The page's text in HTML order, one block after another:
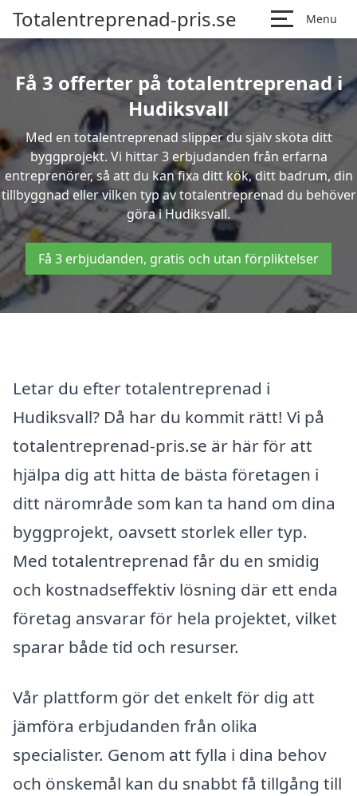
Totalentreprenad-pris.se Menu
Få 3 offerter på totalentreprenad i
Hudiksvall
Med en totalentreprenad slipper du själv sköta ditt
byggprojekt. Vi hittar 3 erbjudanden från erfarna
entreprenörer, så att du kan fixa ditt kök, ditt badrum, din
tillbyggnad eller vilken typ av totalentreprenad du behöver
göra i Hudiksvall.
Få 3 erbjudanden, gratis och utan förpliktelser
Letar du efter totalentreprenad i
Hudiksvall? Då har du kommit rätt! Vi på
totalentreprenad-pris.se är här för att
hjälpa dig att hitta de bästa företagen i
ditt närområde som kan ta hand om dina
byggprojekt, oavsett storlek eller typ.
Med totalentreprenad får du en smidig
och kostnadseffektiv lösning där ett enda
företag ansvarar för hela projektet, vilket
sparar både tid och resurser.
Vår plattform gör det enkelt för dig att
jämföra erbjudanden från olika
specialister. Genom att fylla i dina behov
och önskemål kan du snabbt få tillgång till